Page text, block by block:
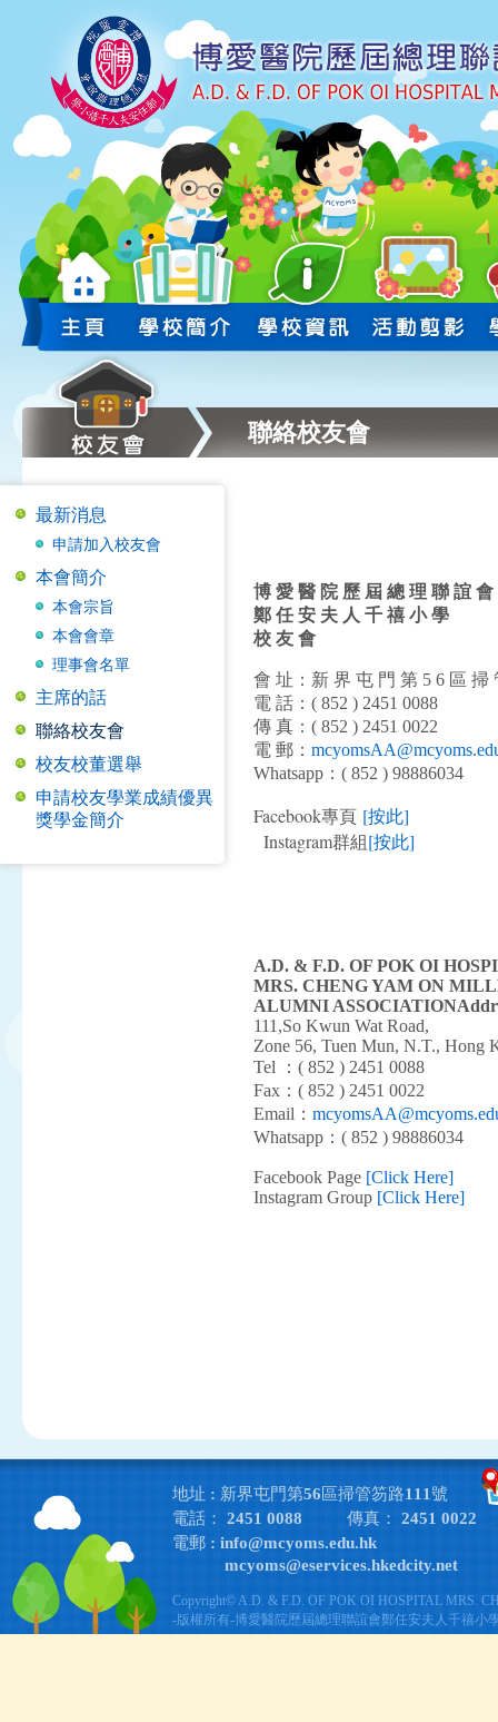
聯絡校友會
最新消息
申請加入校友會
本會簡介
本會宗旨
本會會章
理事會名單
主席的話
聯絡校友會
校友校董選舉
申請校友學業成績優異
獎學金簡介
博 愛 醫 院 歷 屆 總 理 聯 誼 會
鄭 任 安 夫 人 千 禧 小 學
校 友 會
會 址：新 界 屯 門 第 5 6 區 掃
電 話：( 852 ) 2451 0088
傳 真：( 852 ) 2451 0022
電 郵：
Whatsapp：( 852 ) 98886034
Facebook專頁 [按此]
Instagram群組[按此]
A.D. & F.D. OF POK OI
MRS. CHENG YAM ON
ALUMNI ASSOCIATION
111,So Kwun Wat Road,
Zone 56, Tuen Mun, N.T., Hong
Tel ：( 852 ) 2451 0088
Fax：( 852 ) 2451 0022
Email：
Whatsapp：( 852 ) 98886034
Facebook Page [Click Here]
Instagram Group [Click Here]
地址 : 新界屯門第56區掃管笏路111號
電話： 2451 0088
傳真： 2451 0022
電郵 : info@mcyoms.edu.hk
mcyoms@eservices.hkedcity.net
Copyright© A.D. & F.D. OF POK OI HOSPITAL MRS.
-版權所有-博愛醫院歷屆總理聯誼會鄭任安夫人千禧小